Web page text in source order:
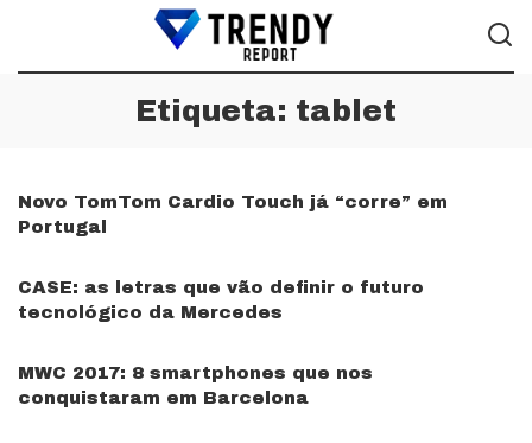
Etiqueta: tablet
Novo TomTom Cardio Touch já “corre” em
Portugal
CASE: as letras que vão definir o futuro
tecnológico da Mercedes
MWC 2017: 8 smartphones que nos
conquistaram em Barcelona